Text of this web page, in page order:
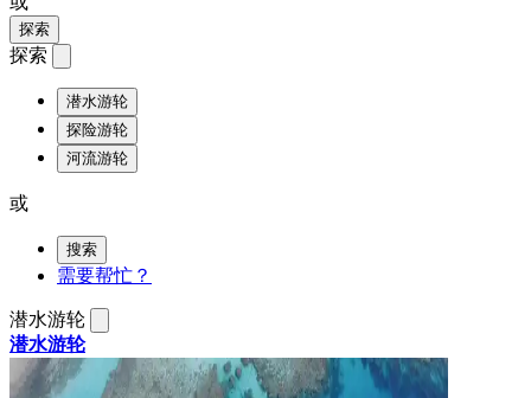
探索
探索
潜水游轮
探险游轮
河流游轮
或
搜索
需要帮忙？
潜水游轮
潜水游轮